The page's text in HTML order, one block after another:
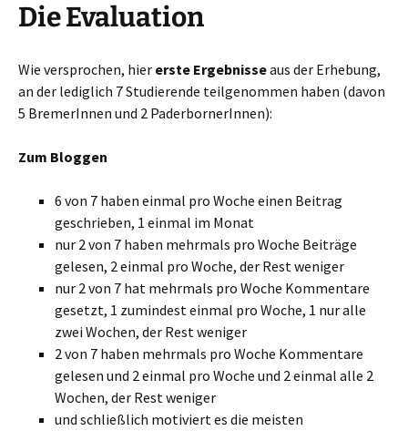
Die Evaluation
Wie versprochen, hier erste Ergebnisseaus der Erhebung,
an der lediglich 7 Studierende teilgenommen haben (davon
5 BremerInnen und 2 PaderbornerInnen):
Zum Bloggen
6 von 7 haben einmal pro Woche einen Beitrag
geschrieben, 1 einmal im Monat
nur 2 von 7 haben mehrmals pro Woche Beiträge
gelesen, 2 einmal pro Woche, der Rest weniger
nur 2 von 7 hat mehrmals pro Woche Kommentare
gesetzt, 1 zumindest einmal pro Woche, 1 nur alle
zwei Wochen, der Rest weniger
2 von 7 haben mehrmals pro Woche Kommentare
gelesen und 2 einmal pro Woche und 2 einmal alle 2
Wochen, der Rest weniger
und schließlich motiviert es die meisten